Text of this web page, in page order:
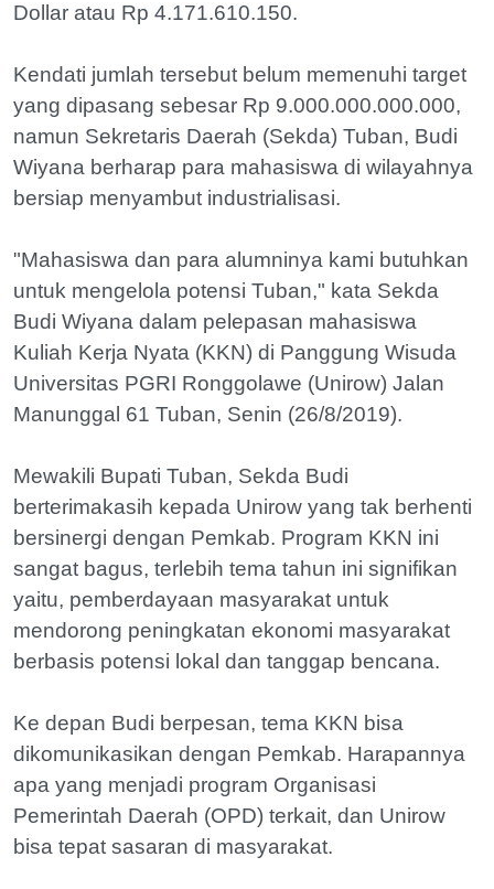
Dollar atau Rp 4.171.610.150.
Kendati jumlah tersebut belum memenuhi target
yang dipasang sebesar Rp 9.000.000.000.000,
namun Sekretaris Daerah (Sekda) Tuban, Budi
Wiyana berharap para mahasiswa di wilayahnya
bersiap menyambut industrialisasi.
"Mahasiswa dan para alumninya kami butuhkan
untuk mengelola potensi Tuban," kata Sekda
Budi Wiyana dalam pelepasan mahasiswa
Kuliah Kerja Nyata (KKN) di Panggung Wisuda
Universitas PGRI Ronggolawe (Unirow) Jalan
Manunggal 61 Tuban, Senin (26/8/2019).
Mewakili Bupati Tuban, Sekda Budi
berterimakasih kepada Unirow yang tak berhenti
bersinergi dengan Pemkab. Program KKN ini
sangat bagus, terlebih tema tahun ini signifikan
yaitu, pemberdayaan masyarakat untuk
mendorong peningkatan ekonomi masyarakat
berbasis potensi lokal dan tanggap bencana.
Ke depan Budi berpesan, tema KKN bisa
dikomunikasikan dengan Pemkab. Harapannya
apa yang menjadi program Organisasi
Pemerintah Daerah (OPD) terkait, dan Unirow
bisa tepat sasaran di masyarakat.